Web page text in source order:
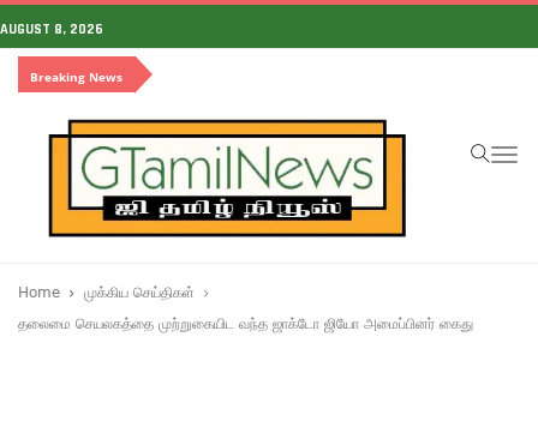
AUGUST 8, 2026
Breaking News
Home
முக்கிய செய்திகள்
தலைமை செயலகத்தை முற்றுகையிட வந்த ஜாக்டோ ஜியோ அமைப்பினர் கைது